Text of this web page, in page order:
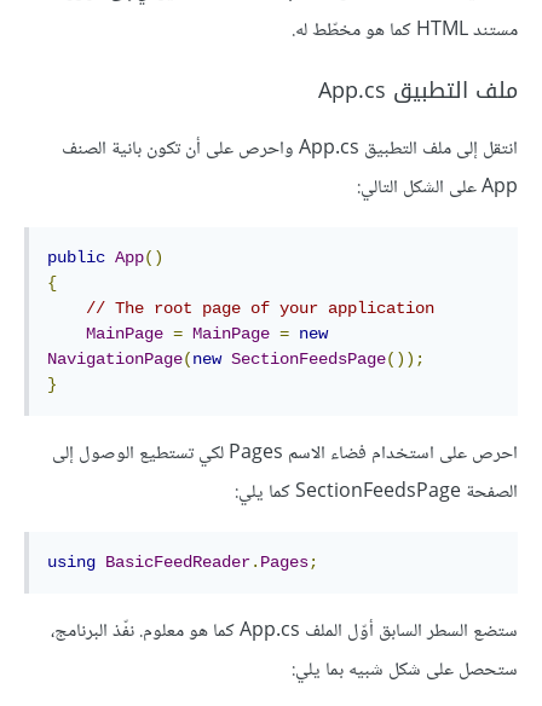
مستند HTML كما هو مخطّط له.
ملف التطبيق App.cs
انتقل إلى ملف التطبيق App.cs واحرص على أن تكون بانية الصنف
App على الشكل التالي:
public App()
{
// The root page of your application
MainPage = MainPage = new
NavigationPage(new SectionFeedsPage());
}
احرص على استخدام فضاء الاسم Pages لكي تستطيع الوصول إلى
الصفحة SectionFeedsPage كما يلي:
using BasicFeedReader. Pages;
ستضع السطر السابق أوّل الملف App.cs كما هو معلوم. نفّذ البرنامج،
ستحصل على شكل شبيه بما يلي: